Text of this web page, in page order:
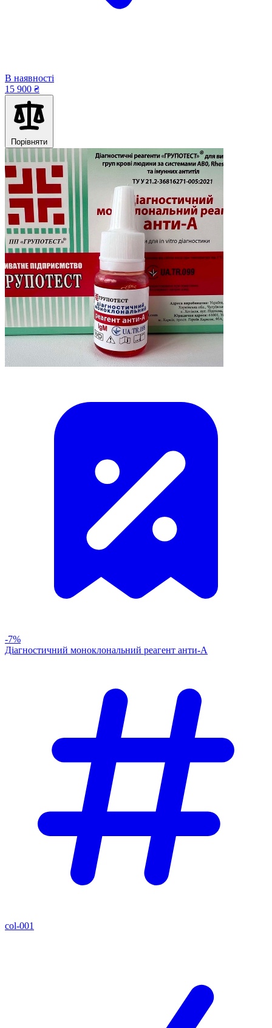
В наявності
15 900 ₴
Порівняти
-7%
Діагностичний моноклональний реагент анти-А
col-001